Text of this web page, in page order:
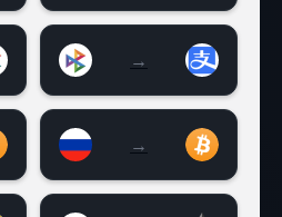
СБП RUB
→
СБП RUB на Aлипей
BTC
→
Visa | MasterCard